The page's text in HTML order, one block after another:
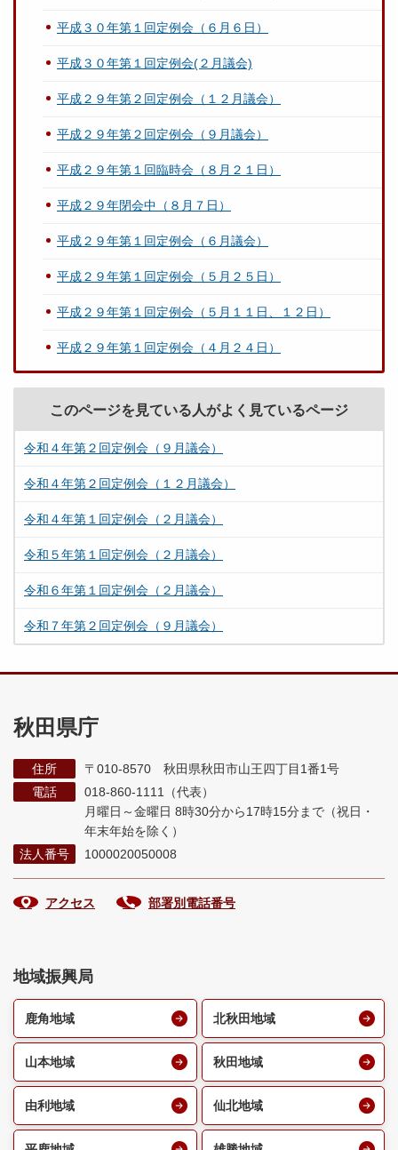
平成３０年第１回定例会（６月６日）
平成３０年第１回定例会(２月議会)
平成２９年第２回定例会（１２月議会）
平成２９年第２回定例会（９月議会）
平成２９年第１回臨時会（８月２１日）
平成２９年閉会中（８月７日）
平成２９年第１回定例会（６月議会）
平成２９年第１回定例会（５月２５日）
平成２９年第１回定例会（５月１１日、１２日）
平成２９年第１回定例会（４月２４日）
このページを見ている人がよく見ているページ
令和４年第２回定例会（９月議会）
令和４年第２回定例会（１２月議会）
令和４年第１回定例会（２月議会）
令和５年第１回定例会（２月議会）
令和６年第１回定例会（２月議会）
令和７年第２回定例会（９月議会）
秋田県庁
住所
〒010-8570 秋田県秋田市山王四丁目1番1号
電話
018-860-1111（代表）
月曜日～金曜日 8時30分から17時15分まで （祝日・
年末年始を除く）
法人番号
1000020050008
アクセス 部署別電話番号
地域振興局
鹿角地域 北秋田地域
山本地域 秋田地域
由利地域 仙北地域